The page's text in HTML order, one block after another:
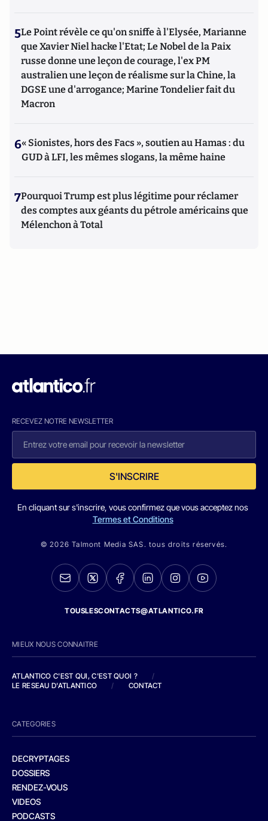
5Le Point révèle ce qu'on sniffe à l'Elysée, Marianne
que Xavier Niel hacke l'Etat; Le Nobel de la Paix
russe donne une leçon de courage, l'ex PM
australien une leçon de réalisme sur la Chine, la
DGSE une d'arrogance; Marine Tondelier fait du
Macron
6« Sionistes, hors des Facs », soutien au Hamas : du
GUD à LFI, les mêmes slogans, la même haine
7Pourquoi Trump est plus légitime pour réclamer
des comptes aux géants du pétrole américains que
Mélenchon à Total
RECEVEZ NOTRE NEWSLETTER
S'INSCRIRE
En cliquant sur s'inscrire, vous confirmez que vous acceptez nos
Termes et Conditions
© 2026 Talmont Media SAS. tous droits réservés.
TOUSLESCONTACTS@ATLANTICO.FR
MIEUX NOUS CONNAITRE
ATLANTICO C'EST QUI, C'EST QUOI ?
/
LE RESEAU D'ATLANTICO
/ CONTACT
CATEGORIES
DECRYPTAGES
DOSSIERS
RENDEZ-VOUS
VIDEOS
PODCASTS